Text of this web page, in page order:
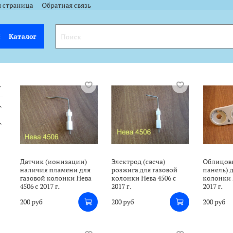
страница Обратная связь
Каталог
Датчик (ионизации)
наличия пламени для
газовой колонки Нева
4506 с 2017 г.
200 руб
Электрод (свеча)
розжига для газовой
колонки Нева 4506 с
2017 г.
200 руб
панель)
колонки
2017 г.
200 руб
www.tskl.ru"><img width="88" height="31" alt="" border="0" src="https://
www.tskl.ru"><img width="88" height="31" alt="" border="0" src="https://